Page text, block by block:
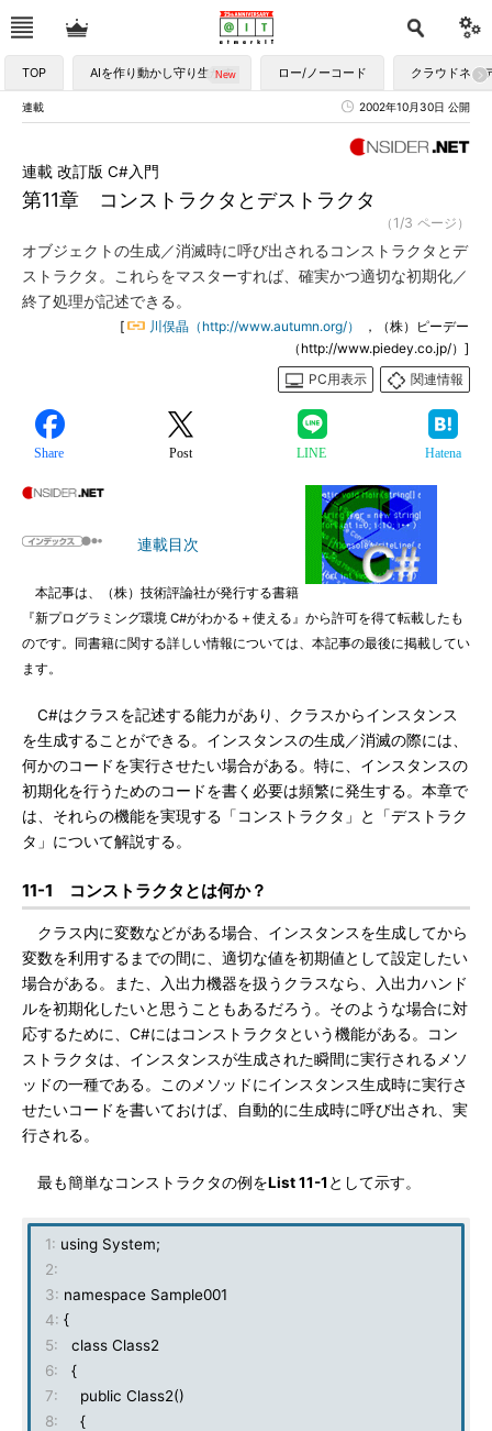
TOP AIを作り動かし守り生かす ロー/ノーコード クラウドネイ
連載 2002年10月30日 公開
第11章 コンストラクタとデストラクタ
連載 改訂版 C#入門
（1/3 ページ）
オブジェクトの生成／消滅時に呼び出されるコンストラクタとデ
ストラクタ。これらをマスターすれば、確実かつ適切な初期化／
終了処理が記述できる。
[ 川俣晶（http://www.autumn.org/）
，（株）ピーデー
（http://www.piedey.co.jp/）]
PC用表示
関連情報
Share Post LINE Hatena
連載目次
本記事は、（株）技術評論社が発行する書籍
『新プログラミング環境 C#がわかる＋使える』から許可を得て転載したも
のです。同書籍に関する詳しい情報については、本記事の最後に掲載してい
ます。
C#はクラスを記述する能力があり、クラスからインスタンス
を生成することができる。インスタンスの生成／消滅の際には、
何かのコードを実行させたい場合がある。特に、インスタンスの
初期化を行うためのコードを書く必要は頻繁に発生する。本章で
は、それらの機能を実現する「コンストラクタ」と「デストラク
タ」について解説する。
11-1 コンストラクタとは何か？
クラス内に変数などがある場合、インスタンスを生成してから
変数を利用するまでの間に、適切な値を初期値として設定したい
場合がある。また、入出力機器を扱うクラスなら、入出力ハンド
ルを初期化したいと思うこともあるだろう。そのような場合に対
応するために、C#にはコンストラクタという機能がある。コン
ストラクタは、インスタンスが生成された瞬間に実行されるメソ
ッドの一種である。このメソッドにインスタンス生成時に実行さ
せたいコードを書いておけば、自動的に生成時に呼び出され、実
行される。
最も簡単なコンストラクタの例をList 11-1 として示す。
1: using System;
2:
3: namespace Sample001
4: {
5:
class Class2
6:
{
7:
public Class2()
8:
{